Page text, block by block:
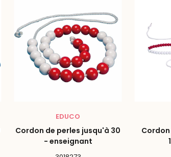
EDUCO
Cordon de perles jusqu'à 30
- enseignant